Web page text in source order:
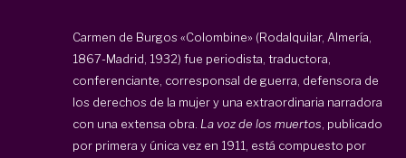
Carmen de Burgos «Colombine» (Rodalquilar, Almería,
1867-Madrid, 1932) fue periodista, traductora,
conferenciante, corresponsal de guerra, defensora de
los derechos de la mujer y una extraordinaria narradora
con una extensa obra. La voz de los muertos , publicado
por primera y única vez en 1911, está compuesto por